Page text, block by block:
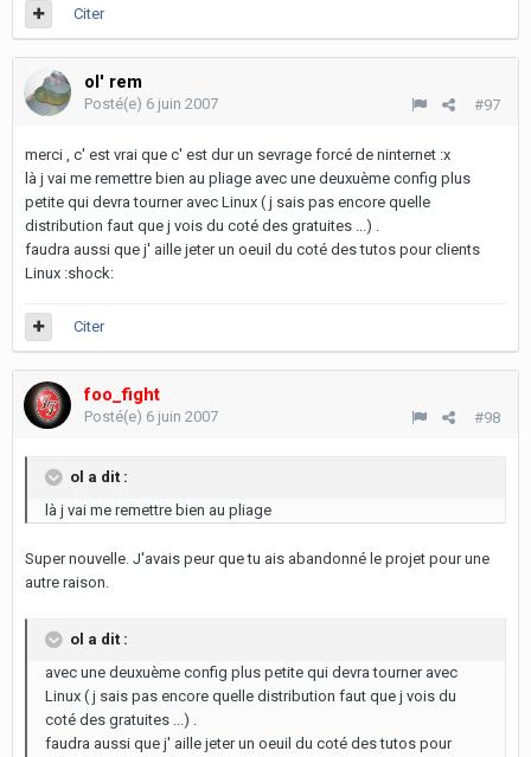
Citer
ol' rem
#97
Posté(e) 6 juin 2007
merci , c' est vrai que c' est dur un sevrage forcé de ninternet :x
là j vai me remettre bien au pliage avec une deuxuème config plus
petite qui devra tourner avec Linux ( j sais pas encore quelle
distribution faut que j vois du coté des gratuites ...) .
faudra aussi que j' aille jeter un oeuil du coté des tutos pour clients
Linux :shock:
Citer
foo_fight
#98
Posté(e) 6 juin 2007
ol a dit :
là j vai me remettre bien au pliage
Super nouvelle. J'avais peur que tu ais abandonné le projet pour une
autre raison.
ol a dit :
avec une deuxuème config plus petite qui devra tourner avec
Linux ( j sais pas encore quelle distribution faut que j vois du
coté des gratuites ...) .
faudra aussi que j' aille jeter un oeuil du coté des tutos pour